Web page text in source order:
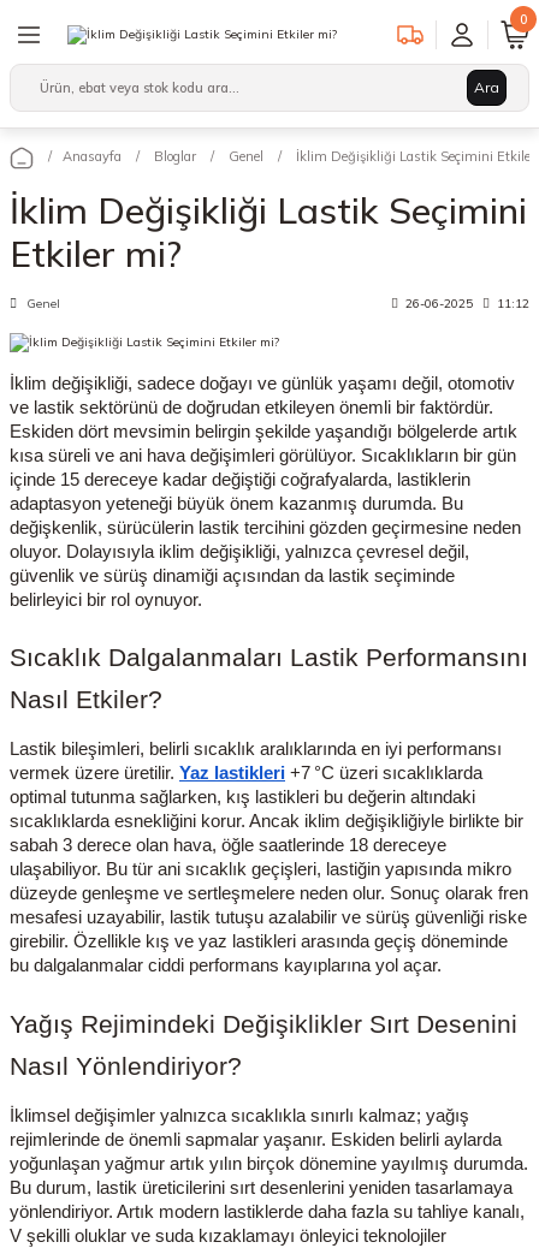
1000 TL + Siparişlerinizde Tüm Türkiye’ye Ücretsiz Kargo!
Geri Dön
12 Lastikler
13 Lastikler
16 Lastikler
17 Lastikler
17.5 Lastikler
18 Lastikler
21 Lastikler
22 Lastikler
23 Lastikler
24 Lastikler
50 Lastikler
12 Lastikler
13 Lastikler
16 Lastikler
17 Lastikler
18 Lastikler
19 Lastikler
17.5 Lastikler
19.5 Lastikler
Geri Dön
Geri Dön
0
Ara
Anasayfa Bloglar Genel İklim Değişikliği Lastik Seçimini Etkiler
İklim Değişikliği Lastik Seçimini
Etkiler mi?
Genel 26-06-2025 11:12
İklim değişikliği, sadece doğayı ve günlük yaşamı değil, otomotiv
ve lastik sektörünü de doğrudan etkileyen önemli bir faktördür.
Eskiden dört mevsimin belirgin şekilde yaşandığı bölgelerde artık
kısa süreli ve ani hava değişimleri görülüyor. Sıcaklıkların bir gün
içinde 15 dereceye kadar değiştiği coğrafyalarda, lastiklerin
adaptasyon yeteneği büyük önem kazanmış durumda. Bu
değişkenlik, sürücülerin lastik tercihini gözden geçirmesine neden
oluyor. Dolayısıyla iklim değişikliği, yalnızca çevresel değil,
güvenlik ve sürüş dinamiği açısından da lastik seçiminde
belirleyici bir rol oynuyor.
Sıcaklık Dalgalanmaları Lastik Performansını
Nasıl Etkiler?
Lastik bileşimleri, belirli sıcaklık aralıklarında en iyi performansı
vermek üzere üretilir. Yaz lastikleri +7 °C üzeri sıcaklıklarda
optimal tutunma sağlarken, kış lastikleri bu değerin altındaki
sıcaklıklarda esnekliğini korur. Ancak iklim değişikliğiyle birlikte bir
sabah 3 derece olan hava, öğle saatlerinde 18 dereceye
ulaşabiliyor. Bu tür ani sıcaklık geçişleri, lastiğin yapısında mikro
düzeyde genleşme ve sertleşmelere neden olur. Sonuç olarak fren
mesafesi uzayabilir, lastik tutuşu azalabilir ve sürüş güvenliği riske
girebilir. Özellikle kış ve yaz lastikleri arasında geçiş döneminde
bu dalgalanmalar ciddi performans kayıplarına yol açar.
Yağış Rejimindeki Değişiklikler Sırt Desenini
Nasıl Yönlendiriyor?
İklimsel değişimler yalnızca sıcaklıkla sınırlı kalmaz; yağış
rejimlerinde de önemli sapmalar yaşanır. Eskiden belirli aylarda
yoğunlaşan yağmur artık yılın birçok dönemine yayılmış durumda.
Bu durum, lastik üreticilerini sırt desenlerini yeniden tasarlamaya
yönlendiriyor. Artık modern lastiklerde daha fazla su tahliye kanalı,
V şekilli oluklar ve suda kızaklamayı önleyici teknolojiler